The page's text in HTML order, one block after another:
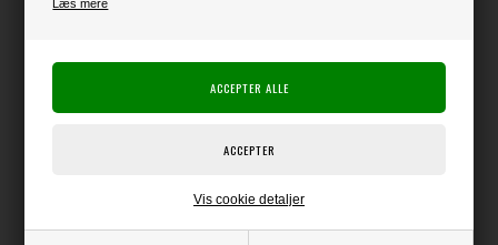
Læs mere
Vis cookie detaljer
Varen er på lager
Producenten er ophørt